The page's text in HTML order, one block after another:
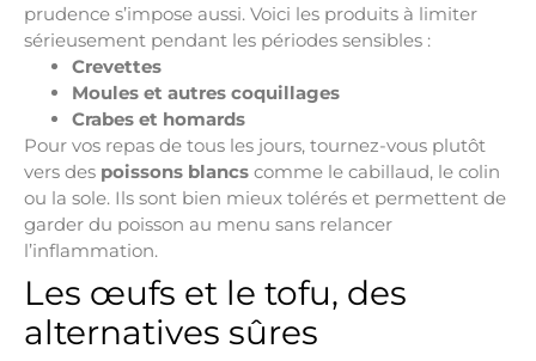
prudence s’impose aussi. Voici les produits à limiter
sérieusement pendant les périodes sensibles :
Crevettes
Moules et autres coquillages
Crabes et homards
Pour vos repas de tous les jours, tournez-vous plutôt
vers des poissons blancs comme le cabillaud, le colin
ou la sole. Ils sont bien mieux tolérés et permettent de
garder du poisson au menu sans relancer
l’inflammation.
Les œufs et le tofu, des
alternatives sûres